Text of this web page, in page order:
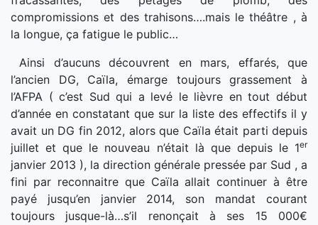
compromissions et des trahisons….mais le théâtre , à
la longue, ça fatigue le public…
Ainsi d’aucuns découvrent en mars, effarés, que
l’ancien DG, Caïla, émarge toujours grassement à
l’AFPA ( c’est Sud qui a levé le lièvre en tout début
d’année en constatant que sur la liste des effectifs il y
avait un DG fin 2012, alors que Caïla était parti depuis
juillet et que le nouveau n’était là que depuis le 1er
janvier 2013 ), la direction générale pressée par Sud , a
fini par reconnaitre que Caïla allait continuer à être
payé jusqu’en janvier 2014, son mandat courant
toujours jusque-là…s’il renonçait à ses 15 000€